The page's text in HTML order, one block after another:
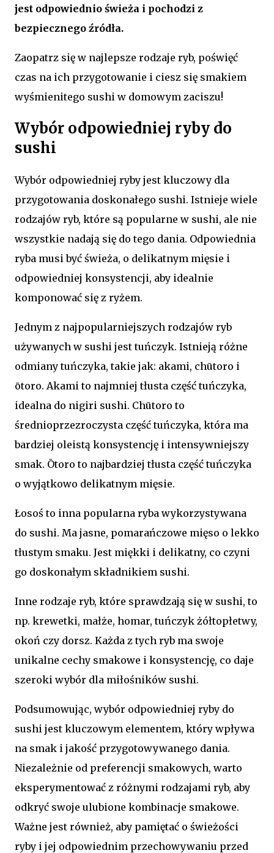
jest odpowiednio świeża i pochodzi z
bezpiecznego źródła.
Zaopatrz się w najlepsze rodzaje ryb, poświęć
czas na ich przygotowanie i ciesz się smakiem
wyśmienitego sushi w domowym zaciszu!
Wybór odpowiedniej ryby do
sushi
Wybór odpowiedniej ryby jest kluczowy dla
przygotowania doskonałego sushi. Istnieje wiele
rodzajów ryb, które są popularne w sushi, ale nie
wszystkie nadają się do tego dania. Odpowiednia
ryba musi być świeża, o delikatnym mięsie i
odpowiedniej konsystencji, aby idealnie
komponować się z ryżem.
Jednym z najpopularniejszych rodzajów ryb
używanych w sushi jest tuńczyk. Istnieją różne
odmiany tuńczyka, takie jak: akami, chūtoro i
ōtoro. Akami to najmniej tłusta część tuńczyka,
idealna do nigiri sushi. Chūtoro to
średnioprzezroczysta część tuńczyka, która ma
bardziej oleistą konsystencję i intensywniejszy
smak. Ōtoro to najbardziej tłusta część tuńczyka
o wyjątkowo delikatnym mięsie.
Łosoś to inna popularna ryba wykorzystywana
do sushi. Ma jasne, pomarańczowe mięso o lekko
tłustym smaku. Jest miękki i delikatny, co czyni
go doskonałym składnikiem sushi.
Inne rodzaje ryb, które sprawdzają się w sushi, to
np. krewetki, małże, homar, tuńczyk żółtopłetwy,
okoń czy dorsz. Każda z tych ryb ma swoje
unikalne cechy smakowe i konsystencję, co daje
szeroki wybór dla miłośników sushi.
Podsumowując, wybór odpowiedniej ryby do
sushi jest kluczowym elementem, który wpływa
na smak i jakość przygotowywanego dania.
Niezależnie od preferencji smakowych, warto
eksperymentować z różnymi rodzajami ryb, aby
odkryć swoje ulubione kombinacje smakowe.
Ważne jest również, aby pamiętać o świeżości
ryby i jej odpowiednim przechowywaniu przed